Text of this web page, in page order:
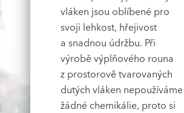
vláken jsou oblíbené pro
svoji lehkost, hřejivost
a snadnou údržbu. Při
výrobě výplňového rouna
z prostorově tvarovaných
dutých vláken nepoužíváme
žádné chemikálie, proto si